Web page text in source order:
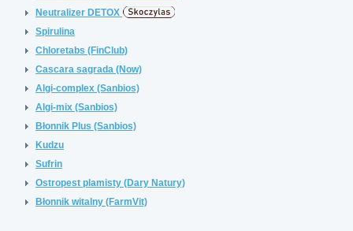
Neutralizer DETOX
Spirulina
Chloretabs (FinClub)
Cascara sagrada (Now)
Algi-complex (Sanbios)
Algi-mix (Sanbios)
Błonnik Plus (Sanbios)
Kudzu
Sufrin
Ostropest plamisty (Dary Natury)
Błonnik witalny (FarmVit)